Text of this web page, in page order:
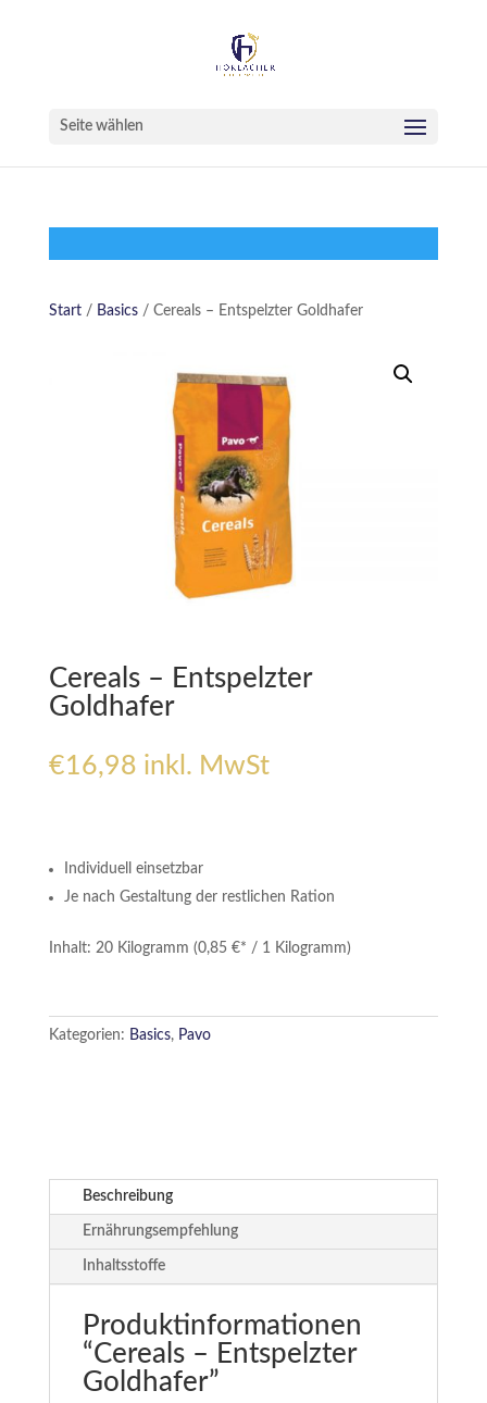
Seite wählen
Start/ Basics/ Cereals – Entspelzter Goldhafer
Cereals – Entspelzter
Goldhafer
€16,98 inkl. MwSt
Individuell einsetzbar
Je nach Gestaltung der restlichen Ration
Inhalt: 20 Kilogramm (0,85 €* / 1 Kilogramm)
Kategorien: Basics, Pavo
Beschreibung
Ernährungsempfehlung
Inhaltsstoffe
Produktinformationen
“Cereals – Entspelzter
Goldhafer”